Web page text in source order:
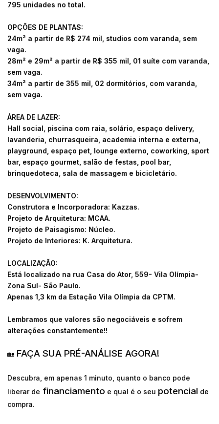
795 unidades no total.
OPÇÕES DE PLANTAS:
24m² a partir de R$ 274 mil, studios com varanda, sem
vaga.
28m² e 29m² a partir de R$ 355 mil, 01 suíte com varanda,
sem vaga.
34m² a partir de 355 mil, 02 dormitórios, com varanda,
sem vaga.
ÁREA DE LAZER:
Hall social, piscina com raia, solário, espaço delivery,
lavanderia, churrasqueira, academia interna e externa,
playground, espaço pet, lounge externo, coworking, sport
bar, espaço gourmet, salão de festas, pool bar,
brinquedoteca, sala de massagem e bicicletário.
DESENVOLVIMENTO:
Construtora e Incorporadora: Kazzas.
Projeto de Arquitetura: MCAA.
Projeto de Paisagismo: Núcleo.
Projeto de Interiores: K. Arquitetura.
LOCALIZAÇÃO:
Está localizado na rua Casa do Ator, 559- Vila Olímpia-
Zona Sul- São Paulo.
Apenas 1,3 km da Estação Vila Olímpia da CPTM.
Lembramos que valores são negociáveis e sofrem
alterações constantemente!!
🏡 FAÇA SUA PRÉ-ANÁLISE AGORA!
Descubra, em apenas 1 minuto, quanto o banco pode
liberar de financiamento e qual é o seu potencial de
compra.